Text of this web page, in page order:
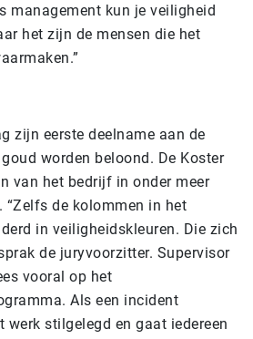
management kun je veiligheid
het zijn de mensen die het
zijn eerste deelname aan de
worden beloond. De Koster
van het bedrijf in onder meer
de kolommen in het
in veiligheidskleuren. Die zich
de juryvoorzitter. Supervisor
vooral op het
Als een incident
stilgelegd en gaat iedereen